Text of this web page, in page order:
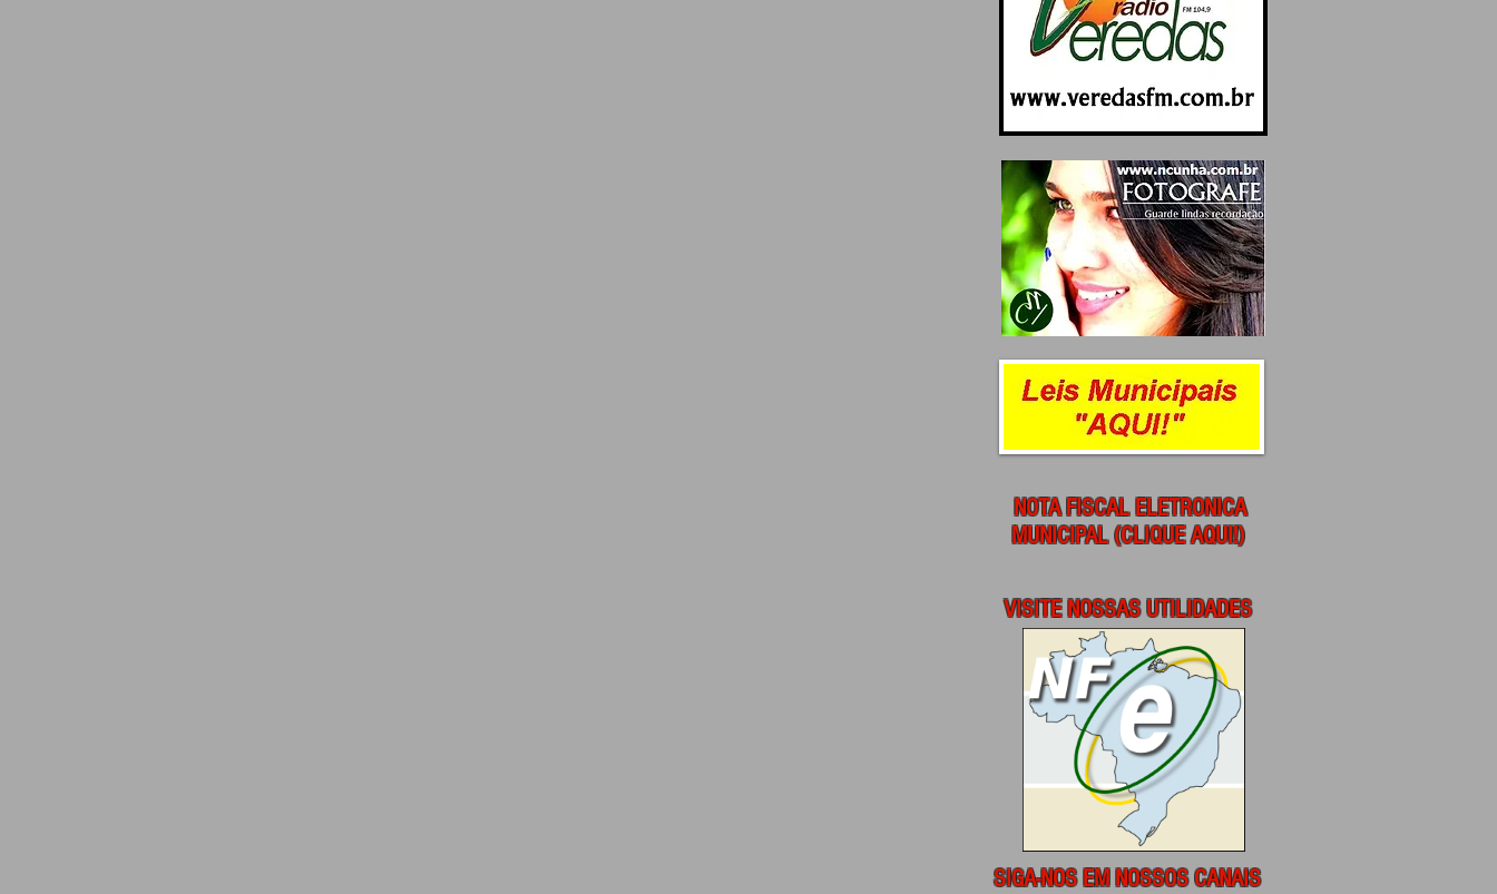
NOTA FISCAL ELETRONICA
MUNICIPAL (CLIQUE AQUI!)
VISITE NOSSAS UTILIDADES
SIGA-NOS EM NOSSOS CANAIS